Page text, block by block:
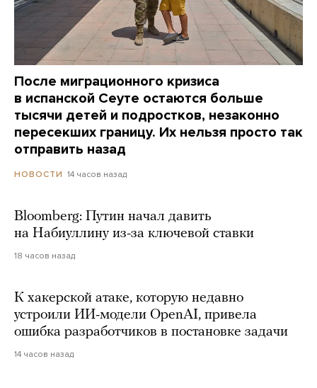
После миграционного кризиса
в испанской Сеуте остаются больше
тысячи детей и подростков, незаконно
пересекших границу. Их нельзя просто так
отправить назад
НОВОСТИ 14 часов назад
Bloomberg: Путин начал давить
на Набиуллину из-за ключевой ставки
18 часов назад
К хакерской атаке, которую недавно
устроили ИИ-модели OpenAI, привела
ошибка разработчиков в постановке задачи
14 часов назад